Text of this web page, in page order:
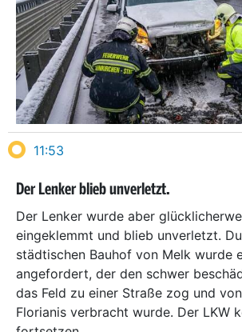
11:53
Der Lenker blieb unverletzt.
Der Lenker wurde aber
eingeklemmt und blieb unverletzt.
städtischen Bauhof von Melk wurde
angefordert, der den schwer
das Feld zu einer Straße zog und
Florianis verbracht wurde. Der LKW